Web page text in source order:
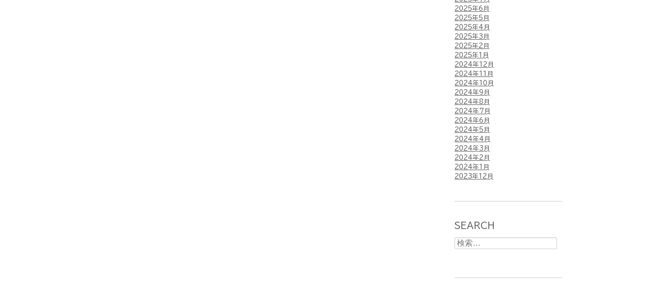
2025年6月
2025年5月
2025年4月
2025年3月
2025年2月
2025年1月
2024年12月
2024年11月
2024年10月
2024年9月
2024年8月
2024年7月
2024年6月
2024年5月
2024年4月
2024年3月
2024年2月
2024年1月
2023年12月
SEARCH
検
索: